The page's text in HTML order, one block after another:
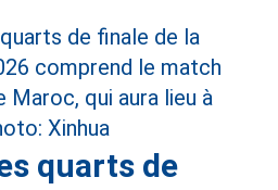
quarts de